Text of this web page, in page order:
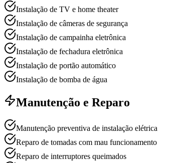
Instalação de TV e home theater
Instalação de câmeras de segurança
Instalação de campainha eletrônica
Instalação de fechadura eletrônica
Instalação de portão automático
Instalação de bomba de água
Manutenção e Reparo
Manutenção preventiva de instalação elétrica
Reparo de tomadas com mau funcionamento
Reparo de interruptores queimados